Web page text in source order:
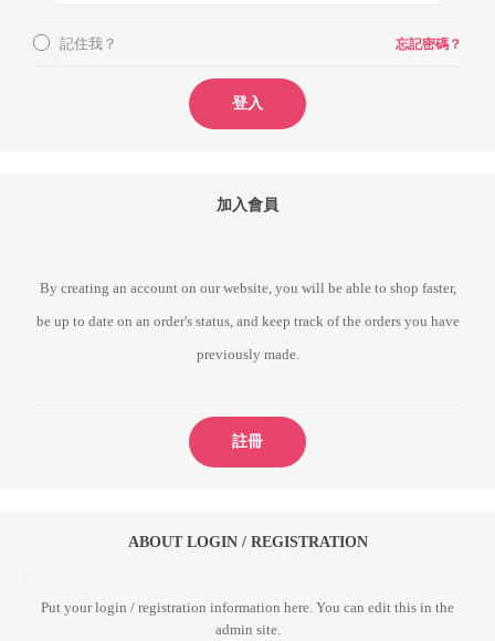
記住我？ 忘記密碼？
登入
加入會員
By creating an account on our website, you will be able to shop faster,
be up to date on an order's status, and keep track of the orders you have
previously made.
註冊
ABOUT LOGIN / REGISTRATION
Put your login / registration information here. You can edit this in the
admin site.